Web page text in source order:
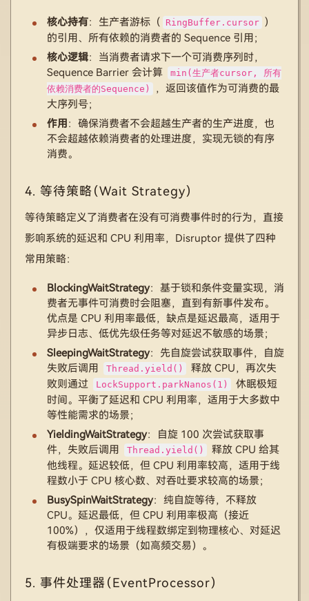
核心持有：生产者游标（ RingBuffer.cursor ）
的引用、所有依赖的消费者的 Sequence 引用；
核心逻辑：当消费者请求下一个可消费序列时，
Sequence Barrier 会计算
min(生产者cursor, 所有
依赖消费者的Sequence)
，返回该值作为可消费的最
大序列号；
作用 ：确保消费者不会超越生产者的生产进度，也
不会超越依赖消费者的处理进度，实现无锁的有序
消费。
4. 等待策略（Wait Strategy）
等待策略定义了消费者在没有可消费事件时的行为，直接
影响系统的延迟和 CPU 利用率，Disruptor 提供了四种
常用策略：
BlockingWaitStrategy：基于锁和条件变量实现，消
费者无事件可消费时会阻塞，直到有新事件发布。
优点是 CPU 利用率最低，缺点是延迟最高，适用于
异步日志、低优先级任务等对延迟不敏感的场景；
SleepingWaitStrategy：先自旋尝试获取事件，自旋
失败后调用
Thread.yield()
释放 CPU，再次失
败则通过
LockSupport.parkNanos(1)
休眠极短
时间。平衡了延迟和 CPU 利用率，适用于大多数中
等性能需求的场景；
YieldingWaitStrategy：自旋 100 次尝试获取事
件，失败后调用
Thread.yield()
释放 CPU 给其
他线程。延迟较低，但 CPU 利用率较高，适用于线
程数小于 CPU 核心数、对吞吐要求较高的场景；
BusySpinWaitStrategy：纯自旋等待，不释放
CPU。延迟最低，但 CPU 利用率极高（接近
100%），仅适用于线程数绑定到物理核心、对延迟
有极端要求的场景（如高频交易）。
5. 事件处理器（EventProcessor）